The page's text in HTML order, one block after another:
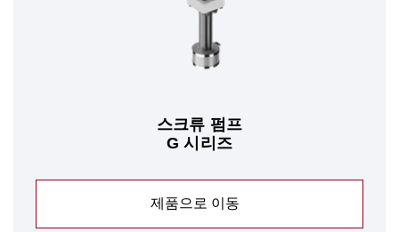
스크류 펌프
G 시리즈
제품으로 이동